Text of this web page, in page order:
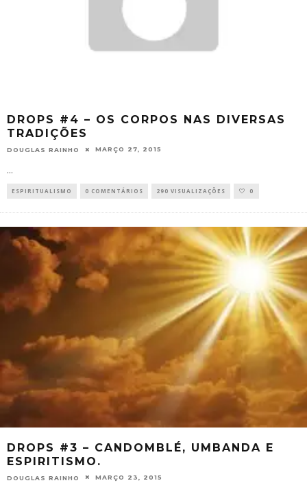
DROPS #4 – OS CORPOS NAS DIVERSAS
TRADIÇÕES
DOUGLAS RAINHO MARÇO 27, 2015
...
ESPIRITUALISMO 0 COMENTÁRIOS 290 VISUALIZAÇÕES 0
DROPS #3 – CANDOMBLÉ, UMBANDA E
ESPIRITISMO.
DOUGLAS RAINHO MARÇO 23, 2015